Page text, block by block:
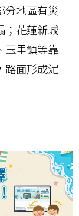
分地區有災
；花蓮新城
玉里鎮等靠
路面形成泥